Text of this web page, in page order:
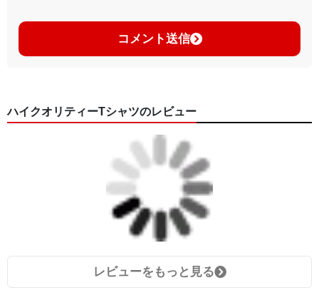
コメント送信
ハイクオリティーTシャツのレビュー
レビューをもっと見る